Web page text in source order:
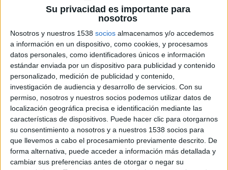
Su privacidad es importante para
nosotros
Nosotros y nuestros 1538 socios almacenamos y/o accedemos
a información en un dispositivo, como cookies, y procesamos
datos personales, como identificadores únicos e información
estándar enviada por un dispositivo para publicidad y contenido
personalizado, medición de publicidad y contenido,
investigación de audiencia y desarrollo de servicios. Con su
permiso, nosotros y nuestros socios podemos utilizar datos de
localización geográfica precisa e identificación mediante las
características de dispositivos. Puede hacer clic para otorgarnos
su consentimiento a nosotros y a nuestros 1538 socios para
que llevemos a cabo el procesamiento previamente descrito. De
forma alternativa, puede acceder a información más detallada y
cambiar sus preferencias antes de otorgar o negar su
La tercera edició del festival proposa sis
concerts als jardins del castell de Calonge i
també comptarà ambManu Guix & Veterans,
Gili-Romaní Hot Jazz Cats, Gio Symfoniai les
coblesSant Jordi i La Principal del Llobregat.
Les entrades s'han posat a la venda aquest
dimarts al web del festival.
El certamen es manté fidel a una línia de
programació musical que vol arribar a tots els
públics. Enguany s'hi preveu organitzar sis
concerts on la música més popular i propera